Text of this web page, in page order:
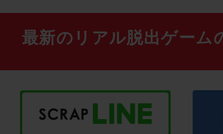
最新のリアル脱出ゲーム